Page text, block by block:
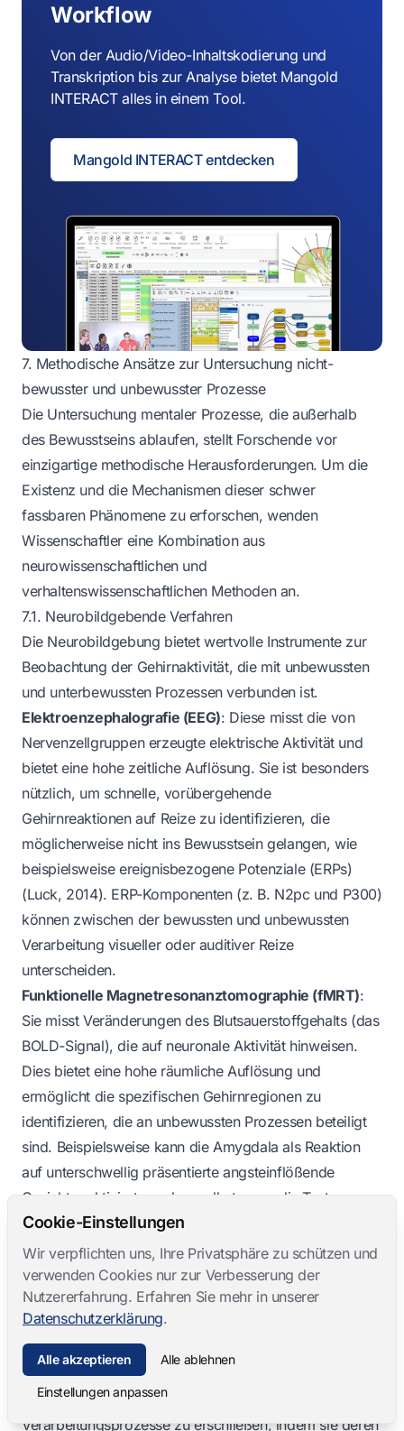
Workflow
Von der Audio/Video-Inhaltskodierung und
Transkription bis zur Analyse bietet Mangold
INTERACT alles in einem Tool.
Mangold INTERACT entdecken
7. Methodische Ansätze zur Untersuchung nicht-
bewusster und unbewusster Prozesse
Die Untersuchung mentaler Prozesse, die außerhalb
des Bewusstseins ablaufen, stellt Forschende vor
einzigartige methodische Herausforderungen. Um die
Existenz und die Mechanismen dieser schwer
fassbaren Phänomene zu erforschen, wenden
Wissenschaftler eine Kombination aus
neurowissenschaftlichen und
verhaltenswissenschaftlichen Methoden an.
7.1. Neurobildgebende Verfahren
Die Neurobildgebung bietet wertvolle Instrumente zur
Beobachtung der Gehirnaktivität, die mit unbewussten
und unterbewussten Prozessen verbunden ist.
Elektroenzephalografie (EEG): Diese misst die von
Nervenzellgruppen erzeugte elektrische Aktivität und
bietet eine hohe zeitliche Auflösung. Sie ist besonders
nützlich, um schnelle, vorübergehende
Gehirnreaktionen auf Reize zu identifizieren, die
möglicherweise nicht ins Bewusstsein gelangen, wie
beispielsweise ereignisbezogene Potenziale (ERPs)
(Luck, 2014). ERP-Komponenten (z. B. N2pc und P300)
können zwischen der bewussten und unbewussten
Verarbeitung visueller oder auditiver Reize
unterscheiden.
Funktionelle Magnetresonanztomographie (fMRT):
Sie misst Veränderungen des Blutsauerstoffgehalts (das
BOLD-Signal), die auf neuronale Aktivität hinweisen.
Dies bietet eine hohe räumliche Auflösung und
ermöglicht die spezifischen Gehirnregionen zu
identifizieren, die an unbewussten Prozessen beteiligt
sind. Beispielsweise kann die Amygdala als Reaktion
auf unterschwellig präsentierte angsteinflößende
Gesichter aktiviert werden, selbst wenn die Testperson
angibt, das Gesicht nicht bewusst wahrgenommen zu
haben (Whalen et al., 1998). Sie kann auch die
neuronalen Bahnen beschreiben, die an der Blindsicht
beteiligt sind, und zeigt Aktivität in subkortikalen
visuellen Bereichen trotz einer Schädigung von V1
(Weiskrantz, 1986).
7.2. Verhaltensparadigmen
Verhaltensexperimente dienen dazu, unbewusste
Verarbeitungsprozesse zu erschließen, indem sie deren
Cookie-Einstellungen
Wir verpflichten uns, Ihre Privatsphäre zu schützen und
verwenden Cookies nur zur Verbesserung der
Nutzererfahrung. Erfahren Sie mehr in unserer
Datenschutzerklärung.
Alle akzeptieren Alle ablehnen
Einstellungen anpassen